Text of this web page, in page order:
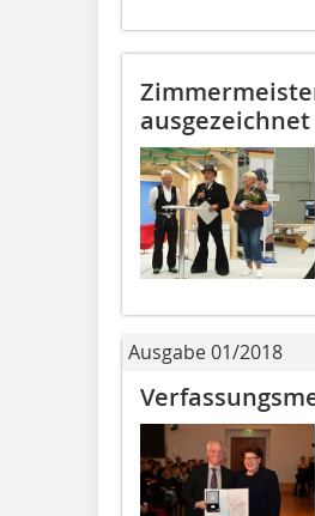
ausgezeichnet
Ausgabe 01/2018